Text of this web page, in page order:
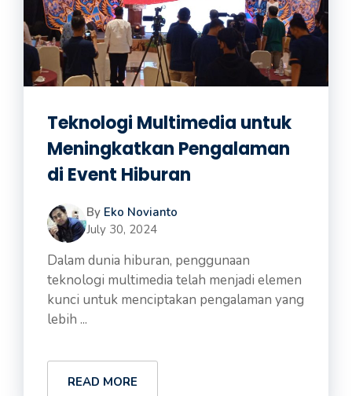
Teknologi Multimedia untuk
Meningkatkan Pengalaman
di Event Hiburan
By Eko Novianto
July 30, 2024
Dalam dunia hiburan, penggunaan
teknologi multimedia telah menjadi elemen
kunci untuk menciptakan pengalaman yang
lebih ...
READ MORE